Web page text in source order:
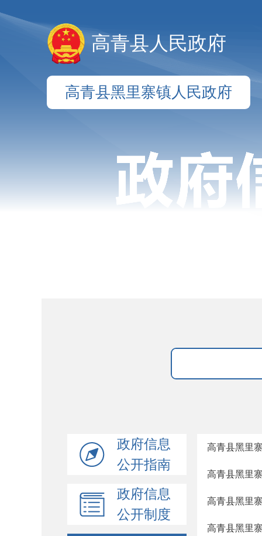
高青县人民政府
高青县黑里寨镇人民政府
政府信息
公开指南
政府信息
公开制度
高青县黑里
高青县黑里
高青县黑里
高青县黑里